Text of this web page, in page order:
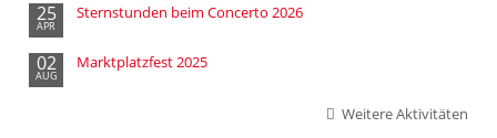
25
APR
Sternstunden beim Concerto 2026
02
AUG
Marktplatzfest 2025
Weitere Aktivitäten